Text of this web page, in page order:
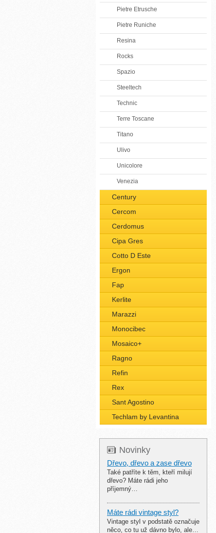
Pietre Etrusche
Pietre Runiche
Resina
Rocks
Spazio
Steeltech
Technic
Terre Toscane
Titano
Ulivo
Unicolore
Venezia
Century
Cercom
Cerdomus
Cipa Gres
Cotto D Este
Ergon
Fap
Kerlite
Marazzi
Monocibec
Mosaico+
Ragno
Refin
Rex
Sant Agostino
Techlam by Levantina
Novinky
Dřevo, dřevo a zase dřevo
Také patříte k těm, kteří milují
dřevo? Máte rádi jeho
příjemný…
Máte rádi vintage styl?
Vintage styl v podstatě označuje
něco, co tu už dávno bylo, ale…